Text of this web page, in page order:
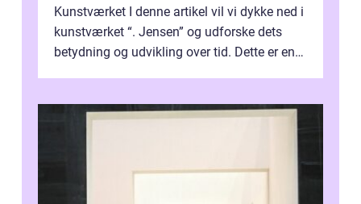
Kunstværket I denne artikel vil vi dykke ned i
kunstværket “. Jensen” og udforske dets
betydning og udvikling over tid. Dette er en